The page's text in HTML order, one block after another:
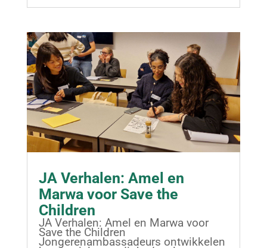
JA Verhalen: Amel en
Marwa voor Save the
Children
JA Verhalen: Amel en Marwa voor
Save the Children
Jongerenambassadeurs ontwikkelen